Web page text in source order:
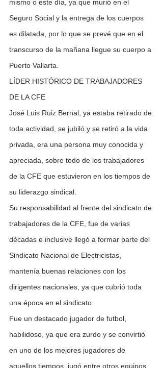
mismo o este día, ya que murió en el
Seguro Social y la entrega de los cuerpos
es dilatada, por lo que se prevé que en el
transcurso de la mañana llegue su cuerpo a
Puerto Vallarta.
LÍDER HISTÓRICO DE TRABAJADORES
DE LA CFE
José Luis Ruiz Bernal, ya estaba retirado de
toda actividad, se jubiló y se retiró a la vida
privada, era una persona muy conocida y
apreciada, sobre todo de los trabajadores
de la CFE que estuvieron en los tiempos de
su liderazgo sindical.
Su responsabilidad al frente del sindicato de
trabajadores de la CFE, fue de varias
décadas e inclusive llegó a formar parte del
Sindicato Nacional de Electricistas,
mantenía buenas relaciones con los
dirigentes nacionales, ya que cubrió toda
una época en el sindicato.
Fue un destacado jugador de futbol,
habilidoso, ya que era zurdo y se convirtió
en uno de los mejores jugadores de
aquellos tiempos, jugó entre otros equipos